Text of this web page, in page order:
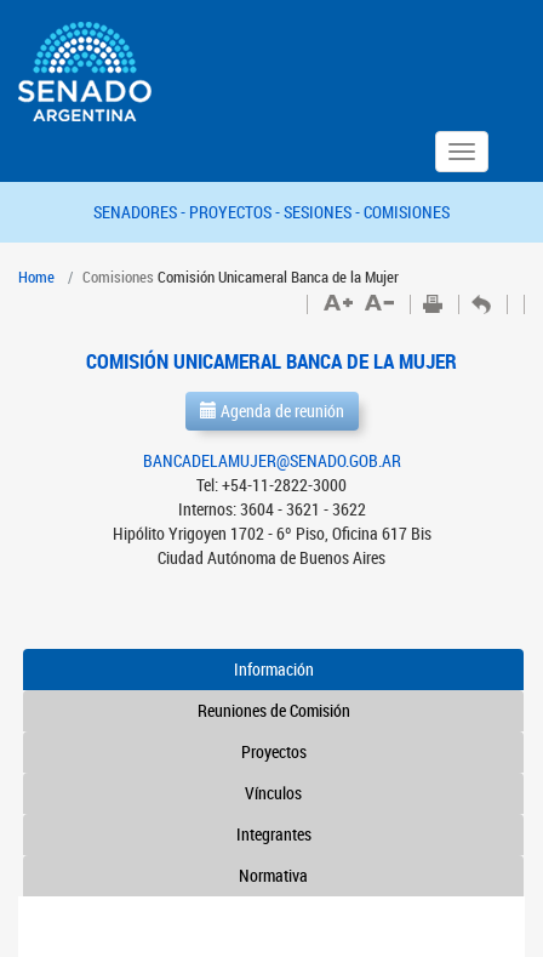
Toggle
navigation
SENADORES - PROYECTOS -SESIONES -COMISIONES
Home Comisiones Comisión Unicameral Banca de la Mujer
COMISIÓN UNICAMERAL BANCA DE LA MUJER
Agenda de reunión
BANCADELAMUJER@SENADO.GOB.AR
Tel: +54-11-2822-3000
Internos: 3604 - 3621 - 3622
Hipólito Yrigoyen 1702 - 6º Piso, Oficina 617 Bis
Ciudad Autónoma de Buenos Aires
Información
Reuniones de Comisión
Proyectos
Vínculos
Integrantes
Normativa